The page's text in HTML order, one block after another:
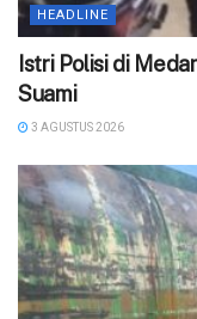
HEADLINE
‎Istri Polisi di
Suami
3 AGUSTUS 2026